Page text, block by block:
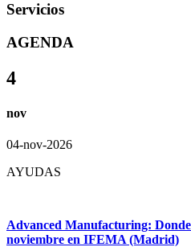
Servicios
AGENDA
4
nov
04-nov-2026
AYUDAS
Advanced Manufacturing:
noviembre en IFEMA (Madrid)